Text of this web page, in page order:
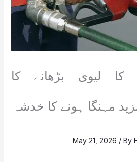
لیوی بڑھانے کا
مہنگا ہونے کا خدشہ
May 21, 2026 / By